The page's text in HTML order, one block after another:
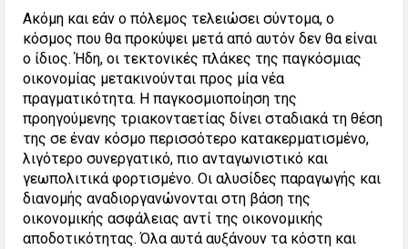
Ακόμη και εάν ο πόλεμος τελειώσει σύντομα, ο
κόσμος που θα προκύψει μετά από αυτόν δεν θα είναι
ο ίδιος. Ήδη, οι τεκτονικές πλάκες της παγκόσμιας
οικονομίας μετακινούνται προς μία νέα
πραγματικότητα. Η παγκοσμιοποίηση της
προηγούμενης τριακονταετίας δίνει σταδιακά τη θέση
της σε έναν κόσμο περισσότερο κατακερματισμένο,
λιγότερο συνεργατικό, πιο ανταγωνιστικό και
γεωπολιτικά φορτισμένο. Οι αλυσίδες παραγωγής και
διανομής αναδιοργανώνονται στη βάση της
οικονομικής ασφάλειας αντί της οικονομικής
αποδοτικότητας. Όλα αυτά αυξάνουν τα κόστη και